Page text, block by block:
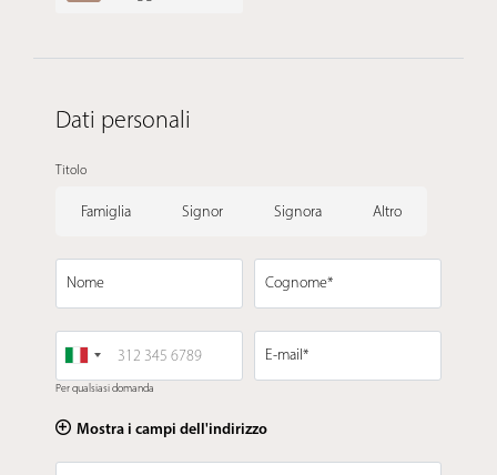
Dati personali
Titolo
Famiglia Signor Signora Altro
Nome Cognome*
Per qualsiasi domanda
E-mail*
Mostra i campi dell'indirizzo